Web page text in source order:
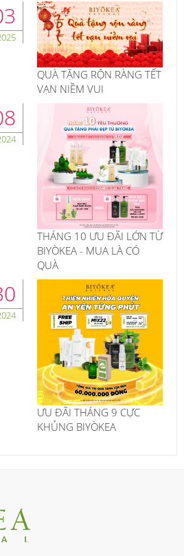
QUÀ TẶNG RỘN RÀNG TẾT
VẠN NIỀM VUI
THÁNG 10 ƯU ĐÃI LỚN TỪ
BIYÒKEA - MUA LÀ CÓ
QUÀ
ƯU ĐÃI THÁNG 9 CỰC
KHỦNG BIYÒKEA